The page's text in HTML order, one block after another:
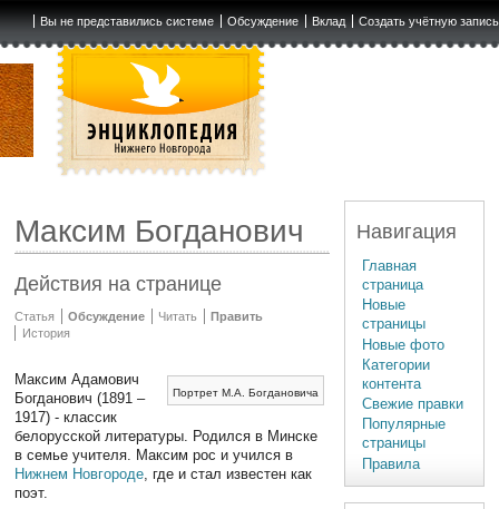
Вы не представились системе Обсуждение Вклад Создать учётную запись
Максим Богданович
Действия на странице
Статья Обсуждение Читать
Править
История
Портрет М.А. Богдановича
Максим Адамович
Богданович (1891 –
1917) - классик
белорусской литературы. Родился в Минске
в семье учителя. Максим рос и учился в
Нижнем Новгороде, где и стал известен как
поэт.
Навигация
Главная
страница
Новые
страницы
Новые фото
Категории
контента
Свежие правки
Популярные
страницы
Правила